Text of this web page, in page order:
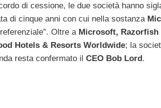
di cessione, le due società hanno
di cinque anni con cui nella sostanza
Oltre a Microsoft, Razorfish
Hotels & Resorts Worldwide; la
resta confermato il CEO Bob Lord.